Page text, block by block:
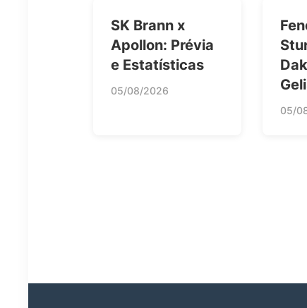
SK Brann x
Apollon: Prévia
e Estatísticas
05/08/2026
05/